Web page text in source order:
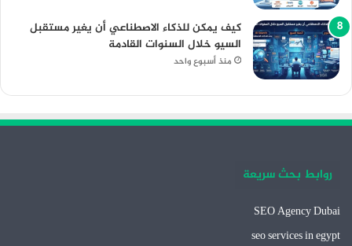
كيف يمكن للذكاء الاصطناعي أن يغير مستقبل
السيو خلال السنوات القادمة
منذ أسبوع واحد
روابط بحث سريعة
SEO Agency Dubai
seo services in egypt